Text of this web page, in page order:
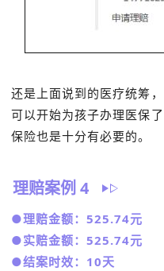
还是上面说到的医疗统筹
可以开始为孩子办理医保
保险也是十分有必要的。
理赔案例 4
●理赔金额：525.74元
●实赔金额：525.74元
●结案时效：10天